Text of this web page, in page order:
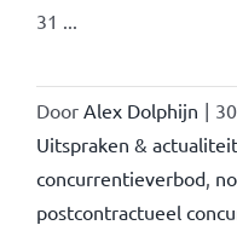
31 ...
Door Alex Dolphijn |
Uitspraken &
concurrentieverbod,
postcontractueel